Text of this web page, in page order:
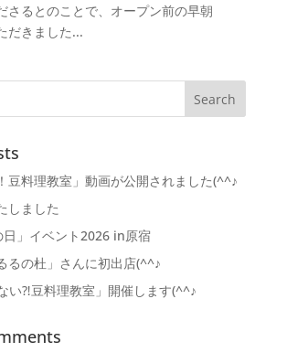
さるとのことで、オープン前の早朝
だきました...
豆料理教室」動画が公開されました(^^♪
しました
」イベント2026 in原宿
るの杜」さんに初出店(^^♪
い⁈豆料理教室」開催します(^^♪